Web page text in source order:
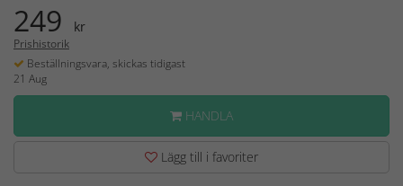
249 kr
Prishistorik
Beställningsvara, skickas tidigast
21 Aug
HANDLA
Lägg till i favoriter